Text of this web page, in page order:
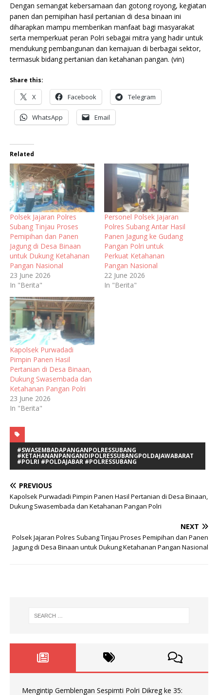
Dengan semangat kebersamaan dan gotong royong, kegiatan
panen dan pemipihan hasil pertanian di desa binaan ini
diharapkan mampu memberikan manfaat bagi masyarakat
serta memperkuat peran Polri sebagai mitra yang hadir untuk
mendukung pembangunan dan kemajuan di berbagai sektor,
termasuk bidang pertanian dan ketahanan pangan. (vin)
Share this:
X Facebook Telegram
WhatsApp Email
Related
Polsek Jajaran Polres
Subang Tinjau Proses
Pemipihan dan Panen
Jagung di Desa Binaan
untuk Dukung Ketahanan
Pangan Nasional
23 June 2026
In "Berita"
Personel Polsek Jajaran
Polres Subang Antar Hasil
Panen Jagung ke Gudang
Pangan Polri untuk
Perkuat Ketahanan
Pangan Nasional
22 June 2026
In "Berita"
Kapolsek Purwadadi
Pimpin Panen Hasil
Pertanian di Desa Binaan,
Dukung Swasembada dan
Ketahanan Pangan Polri
23 June 2026
In "Berita"
#SWASEMBADAPANGANPOLRESSUBANG
#KETAHANANPANGANDIPOLRESSUBANGPOLDAJAWABARAT
#POLRI #POLDAJABAR #POLRESSUBANG
PREVIOUS
Kapolsek Purwadadi Pimpin Panen Hasil Pertanian di Desa Binaan,
Dukung Swasembada dan Ketahanan Pangan Polri
NEXT
Polsek Jajaran Polres Subang Tinjau Proses Pemipihan dan Panen
Jagung di Desa Binaan untuk Dukung Ketahanan Pangan Nasional
Mengintip Gemblengan Sespimti Polri Dikreg ke 35: